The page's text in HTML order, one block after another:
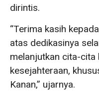
dirintis.
“Terima kasih
atas dedikasinya
melanjutkan cita-cita
kesejahteraan,
Kanan,” ujarnya.